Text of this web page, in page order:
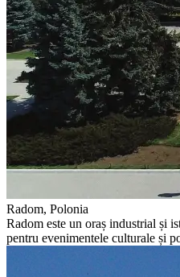
Radom, Polonia
Radom este un oraș industrial și
pentru evenimentele culturale și